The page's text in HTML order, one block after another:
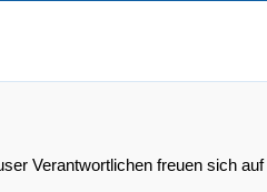
Verantwortlichen freuen sich